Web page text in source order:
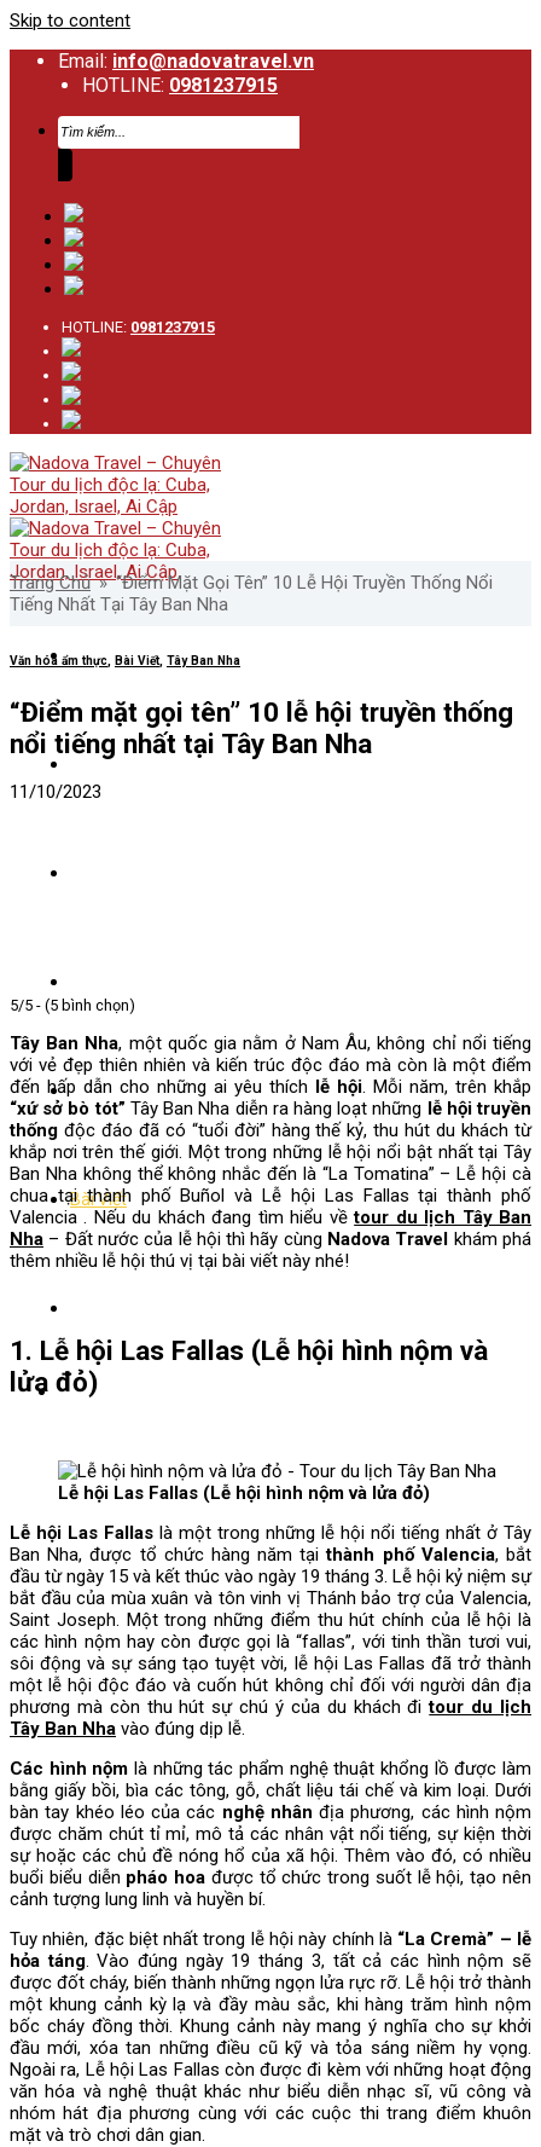
Skip to content
Email: info@nadovatravel.vn
HOTLINE: 0981237915
HOTLINE: 0981237915
Về Nadova
Tour nước ngoài
Điểm đến
Bài Viết
Trang Chủ » “Điểm Mặt Gọi Tên” 10 Lễ Hội Truyền Thống Nổi
Tiếng Nhất Tại Tây Ban Nha
Văn hóa ẩm thực, Bài Viết, Tây Ban Nha
“Điểm mặt gọi tên” 10 lễ hội truyền thống
nổi tiếng nhất tại Tây Ban Nha
11/10/2023
5/5 - (5 bình chọn)
Tây Ban Nha, một quốc gia nằm ở Nam Âu, không chỉ nổi tiếng
với vẻ đẹp thiên nhiên và kiến trúc độc đáo mà còn là một điểm
đến hấp dẫn cho những ai yêu thích lễ hội. Mỗi năm, trên khắp
“xứ sở bò tót” Tây Ban Nha diễn ra hàng loạt những lễ hội truyền
thống độc đáo đã có “tuổi đời” hàng thế kỷ, thu hút du khách từ
khắp nơi trên thế giới. Một trong những lễ hội nổi bật nhất tại Tây
Ban Nha không thể không nhắc đến là “La Tomatina” – Lễ hội cà
chua tại thành phố Buñol và Lễ hội Las Fallas tại thành phố
Valencia . Nếu du khách đang tìm hiểu vềtour du lịch Tây Ban
Nha – Đất nước của lễ hội thì hãy cùng Nadova Travel
khám phá
thêm nhiều lễ hội thú vị tại bài viết này nhé!
1. Lễ hội Las Fallas (Lễ hội hình nộm và
lửa đỏ)
Lễ hội Las Fallas (Lễ hội hình nộm và lửa đỏ)
Lễ hội Las Fallas là một trong những lễ hội nổi tiếng nhất ở Tây
Ban Nha, được tổ chức hàng năm tạithành phố Valencia, bắt
đầu từ ngày 15 và kết thúc vào ngày 19 tháng 3. Lễ hội kỷ niệm sự
bắt đầu của mùa xuân và tôn vinh vị Thánh bảo trợ của Valencia,
Saint Joseph. Một trong những điểm thu hút chính của lễ hội là
các hình nộm hay còn được gọi là “fallas”, với tinh thần tươi vui,
sôi động và sự sáng tạo tuyệt vời, lễ hội Las Fallas đã trở thành
một lễ hội độc đáo và cuốn hút không chỉ đối với người dân địa
phương mà còn thu hút sự chú ý của du khách đitour du lịch
Tây Ban Nha vào đúng dịp lễ.
Các hình nộm là những tác phẩm nghệ thuật khổng lồ được làm
bằng giấy bồi, bìa các tông, gỗ, chất liệu tái chế và kim loại. Dưới
bàn tay khéo léo của các nghệ nhân địa phương, các hình nộm
được chăm chút tỉ mỉ, mô tả các nhân vật nổi tiếng, sự kiện thời
sự hoặc các chủ đề nóng hổ của xã hội. Thêm vào đó, có nhiều
buổi biểu diễn pháo hoa được tổ chức trong suốt lễ hội, tạo nên
cảnh tượng lung linh và huyền bí.
Tuy nhiên, đặc biệt nhất trong lễ hội này chính là “La Cremà” – lễ
hỏa táng. Vào đúng ngày 19 tháng 3, tất cả các hình nộm sẽ
được đốt cháy, biến thành những ngọn lửa rực rỡ. Lễ hội trở thành
một khung cảnh kỳ lạ và đầy màu sắc, khi hàng trăm hình nộm
bốc cháy đồng thời. Khung cảnh này mang ý nghĩa cho sự khởi
đầu mới, xóa tan những điều cũ kỹ và tỏa sáng niềm hy vọng.
Ngoài ra, Lễ hội Las Fallas còn được đi kèm với những hoạt động
văn hóa và nghệ thuật khác như biểu diễn nhạc sĩ, vũ công và
nhóm hát địa phương cùng với các cuộc thi trang điểm khuôn
mặt và trò chơi dân gian.